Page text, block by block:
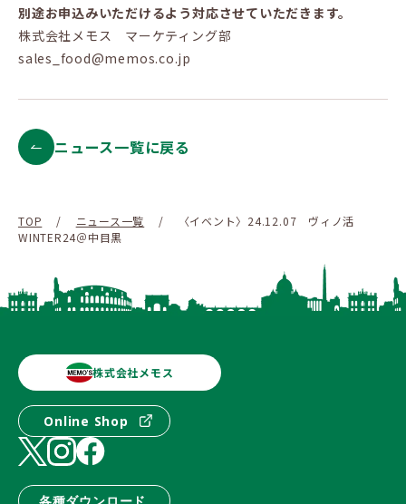
別途お申込みいただけるよう対応させていただきます。
株式会社メモス マーケティング部
sales_food@memos.co.jp
ニュース一覧に戻る
TOP / ニュース一覧 /
〈イベント〉24.12.07 ヴィノ活
WINTER24＠中目黒
株式会社メモス
Online Shop